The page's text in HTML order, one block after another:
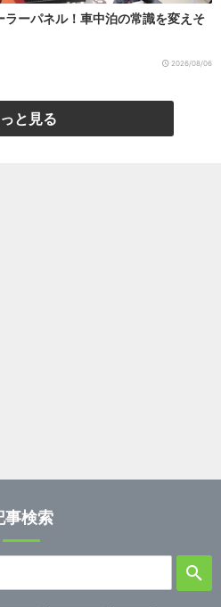
ーパネル！車中泊の常識を変えそ
2026/08/06
と見る
事検索